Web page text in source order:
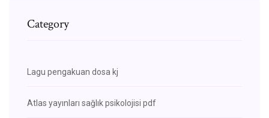
Category
Lagu pengakuan dosa kj
Atlas yayınları sağlık psikolojisi pdf